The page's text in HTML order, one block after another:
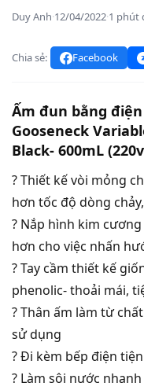
Duy Anh·12/04/2022·1 phút
Chia sẻ: Facebook
Ấm đun bằng
Gooseneck
Black- 600mL
? Thiết kế vòi mỏng
hơn tốc độ dòng
? Nắp hình kim
hơn cho việc nhấn
? Tay cầm thiết kế
phenolic- thoải mái,
? Thân ấm làm từ
sử dụng
? Đi kèm bếp điện
? Làm sôi nước